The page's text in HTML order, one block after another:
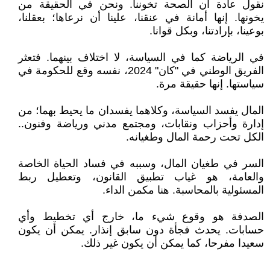
نقول عادة أن الصحة تخوننا. ونحن في الحقيقة من
يخونها. إنها أمانة في عنقنا، علينا أن نرعاها؛ بعقلنا،
بوعينا، بإرادتنا، وبكل قوانا.
في الرياضة كما في السياسة، لا اختلاف بينهما. فتعثر
الفريق الوطني في "كان" 2024، نفسه وقع للحكومة في
سياستها. إنها حقيقة مرة.
المال يفسد السياسة، وكلاهما يفسدان ما يحيط بهما؛ من
إدارة وأحزاب ونقابات، ومجتمع مدني ورياضة وفنون..
الكل تحت رحمة المال وطغيانه.
السر في طغيان المال، وسببه في فساد الحياة الخاصة
والعامة، هو غياب تطبيق القانون، وتعطيل ربط
المسئولية بالمحاسبة. هنا مكمن الداء.
الصدفة هو وقوع شيء ما، خارج أي تخطيط وأي
حسابات. يحدث فجأة دون سابق إنذار. يمكن أن يكون
سعيدا مفرحا، كما يمكن أن يكون غير ذلك.